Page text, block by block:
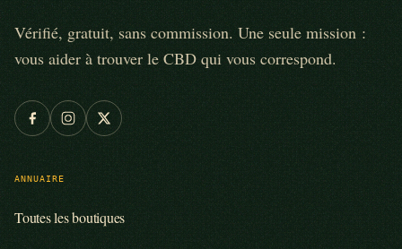
Vérifié, gratuit, sans commission. Une seule mission :
vous aider à trouver le CBD qui vous correspond.
ANNUAIRE
Toutes les boutiques